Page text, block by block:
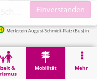
&
Mobilität Mehr
August-Schmidt-Platz (Bus) in 20m
Platz
Einverstanden